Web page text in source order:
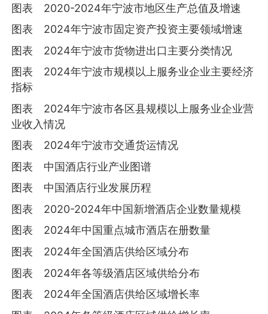
图表 2020-2024年宁波市地区生产总值及增速
图表 2024年宁波市固定资产投资主要领域增速
图表 2024年宁波市货物进出口主要分类情况
图表 2024年宁波市规模以上服务业企业主要经济
指标
图表 2024年宁波市各区县规模以上服务业企业营
业收入情况
图表 2024年宁波市交通货运情况
图表 中国酒店行业产业图谱
图表 中国酒店行业发展历程
图表 2020-2024年中国新增酒店企业数量规模
图表 2024年中国重点城市酒店在册数量
图表 2024年全国酒店供给区域分布
图表 2024年各等级酒店区域供给分布
图表 2024年全国酒店供给区域增长率